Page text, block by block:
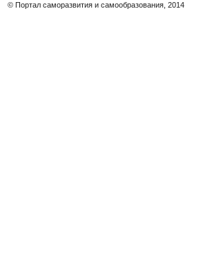
© Портал саморазвития и самообразования, 2014